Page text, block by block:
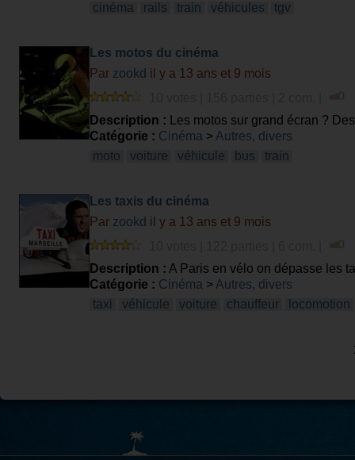
cinéma
rails train véhicules tgv
Les motos du cinéma
Par zookd il y a 13 ans et 9 mois
Description : Les motos sur grand écran ?
septième art. Saurez-vous identifier un titre de
Catégorie : Cinéma > Autres, divers
moto
voiture véhicule bus train
Les taxis du cinéma
Par zookd il y a 13 ans et 9 mois
Description : A Paris en vélo on dépasse les
quelques anglais et le plus populaires des
d'identifier un film avec une image de taxi ?
Catégorie : Cinéma > Autres, divers
taxi
véhicule voiture chauffeur locomotion